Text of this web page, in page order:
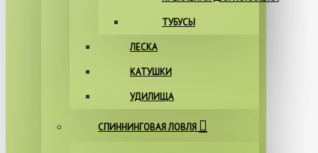
ТУБУСЫ
ЛЕСКА
КАТУШКИ
УДИЛИЩА
СПИННИНГОВАЯ ЛОВЛЯ